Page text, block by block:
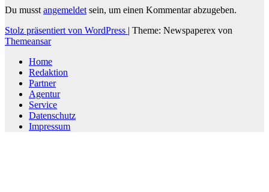
Du musst angemeldet sein, um einen Kommentar abzugeben.
Stolz präsentiert von WordPress | Theme: Newspaperex von
Themeansar
Home
Redaktion
Partner
Agentur
Service
Datenschutz
Impressum